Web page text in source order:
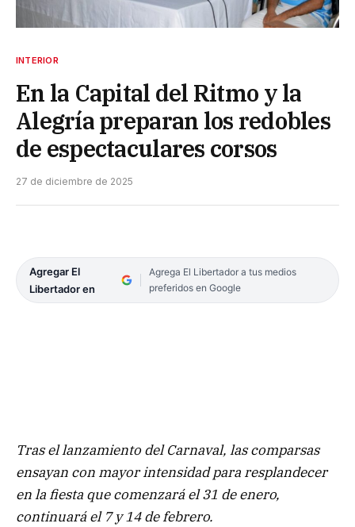
INTERIOR
En la Capital del Ritmo y la
Alegría preparan los redobles
de espectaculares corsos
27 de diciembre de 2025
Agregar El
Libertador en
Agrega El Libertador a tus medios
preferidos en Google
Tras el lanzamiento del Carnaval, las comparsas
ensayan con mayor intensidad para resplandecer
en la fiesta que comenzará el 31 de enero,
continuará el 7 y 14 de febrero.